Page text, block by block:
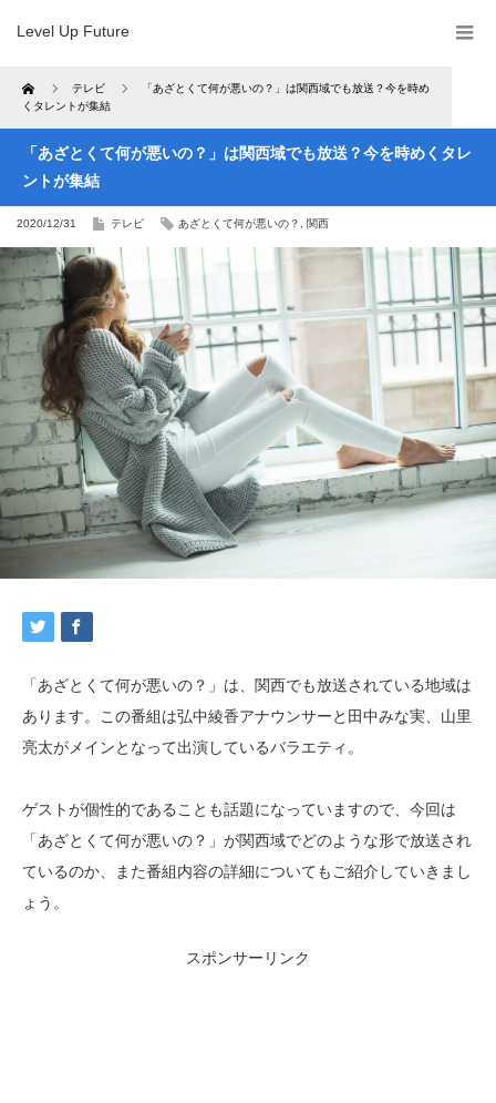
Level Up Future
Home テレビ
「あざとくて何が悪いの？」は関西域でも放送？今を時め
くタレントが集結
「あざとくて何が悪いの？」は関西域でも放送？今を時めくタレ
ントが集結
2020/12/31 テレビ あざとくて何が悪いの？ 関西
「あざとくて何が悪いの？」は、関西でも放送されている地域は
あります。この番組は弘中綾香アナウンサーと田中みな実、山里
亮太がメインとなって出演しているバラエティ。
ゲストが個性的であることも話題になっていますので、今回は
「あざとくて何が悪いの？」が関西域でどのような形で放送され
ているのか、また番組内容の詳細についてもご紹介していきまし
ょう。
スポンサーリンク